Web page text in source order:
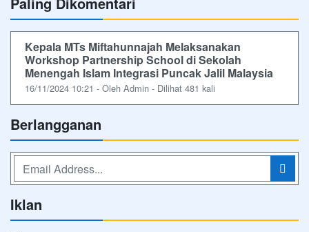
Kepala MTs Miftahunnajah Melaksanakan
Workshop Partnership School di Sekolah
Menengah Islam Integrasi Puncak Jalil Malaysia
16/11/2024 10:21 - Oleh Admin - Dilihat 481 kali
Berlangganan
Iklan